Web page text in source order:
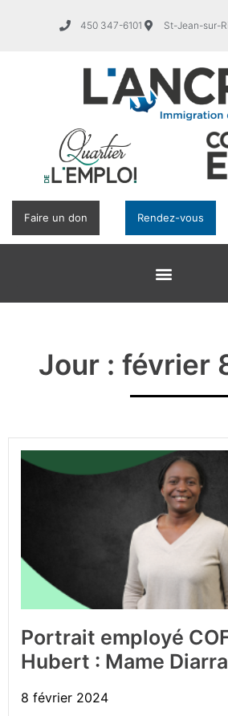
450 347-6101 St-Jean-sur-
Faire un don Rendez-vous
Jour : février
Portrait employé
Hubert : Mame
8 février 2024